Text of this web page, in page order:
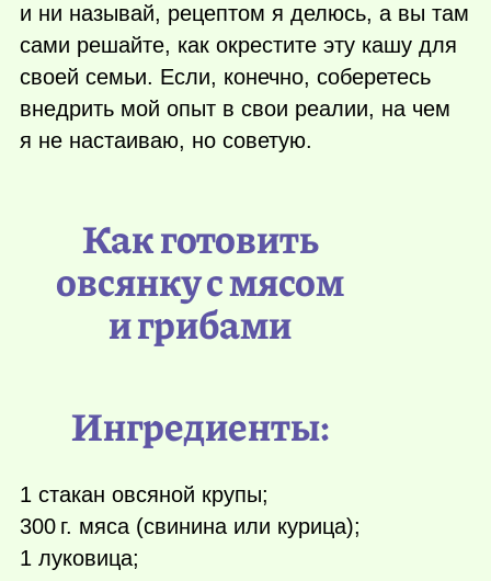
и ни называй, рецептом я делюсь, а вы там
сами решайте, как окрестите эту кашу для
своей семьи. Если, конечно, соберетесь
внедрить мой опыт в свои реалии, на чем
я не настаиваю, но советую.
Как готовить
овсянку с мясом
и грибами
Ингредиенты:
1 стакан овсяной крупы;
300 г. мяса (свинина или курица);
1 луковица;